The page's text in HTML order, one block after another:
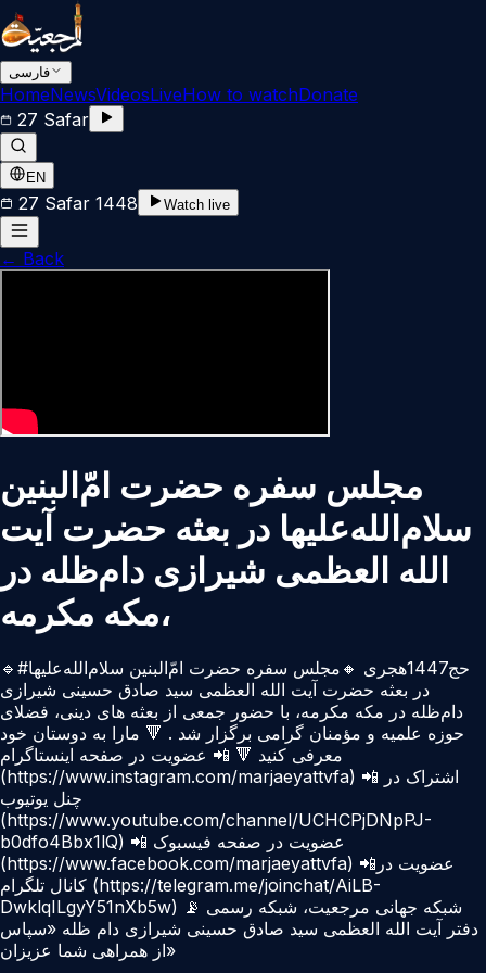
فارسی
HomeNewsVideosLiveHow to watchDonate
27 Safar
EN
27 Safar 1448 Watch live
← Back
مجلس سفره حضرت امّ‌البنین
سلام‌الله‌علیها در بعثه حضرت آیت
‌الله العظمی شیرازی دام‌ظله در
مکه مکرمه،
🔹#حج1447هجری 🔸مجلس سفره حضرت امّ‌البنین سلام‌الله‌علیها
در بعثه حضرت آیت ‌الله العظمی سید صادق حسینی شیرازی
دام‌ظله در مکه مکرمه، با حضور جمعی از بعثه ‌های دینی، فضلای
حوزه علمیه و مؤمنان گرامی برگزار شد . 🔻 مارا به دوستان خود
معرفی کنید 🔻 📲 عضویت در صفحه اینستاگرام
(https://www.instagram.com/marjaeyattvfa) 📲 اشتراک در
چنل یوتیوب
(https://www.youtube.com/channel/UCHCPjDNpPJ-
b0dfo4Bbx1lQ) 📲 عضویت در صفحه فیسبوک
(https://www.facebook.com/marjaeyattvfa) 📲عضويت در
كانال تلگرام (https://telegram.me/joinchat/AiLB-
DwklqILgyY51nXb5w) 📡 شبکه جهانی مرجعيت، شبكه رسمى
دفتر آيت الله العظمى سيد صادق حسينى شيرازى دام ظله «سپاس
از همراهی شما عزیزان»